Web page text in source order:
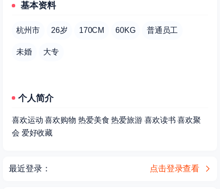
基本资料
杭州市 26岁 170CM 60KG 普通员工
未婚 大专
个人简介
喜欢运动 喜欢购物 热爱美食 热爱旅游 喜欢读书 喜欢聚
会 爱好收藏
最近登录： 点击登录查看